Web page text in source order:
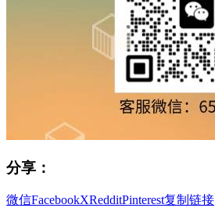
分享：
微信FacebookXRedditPinterest复制链接